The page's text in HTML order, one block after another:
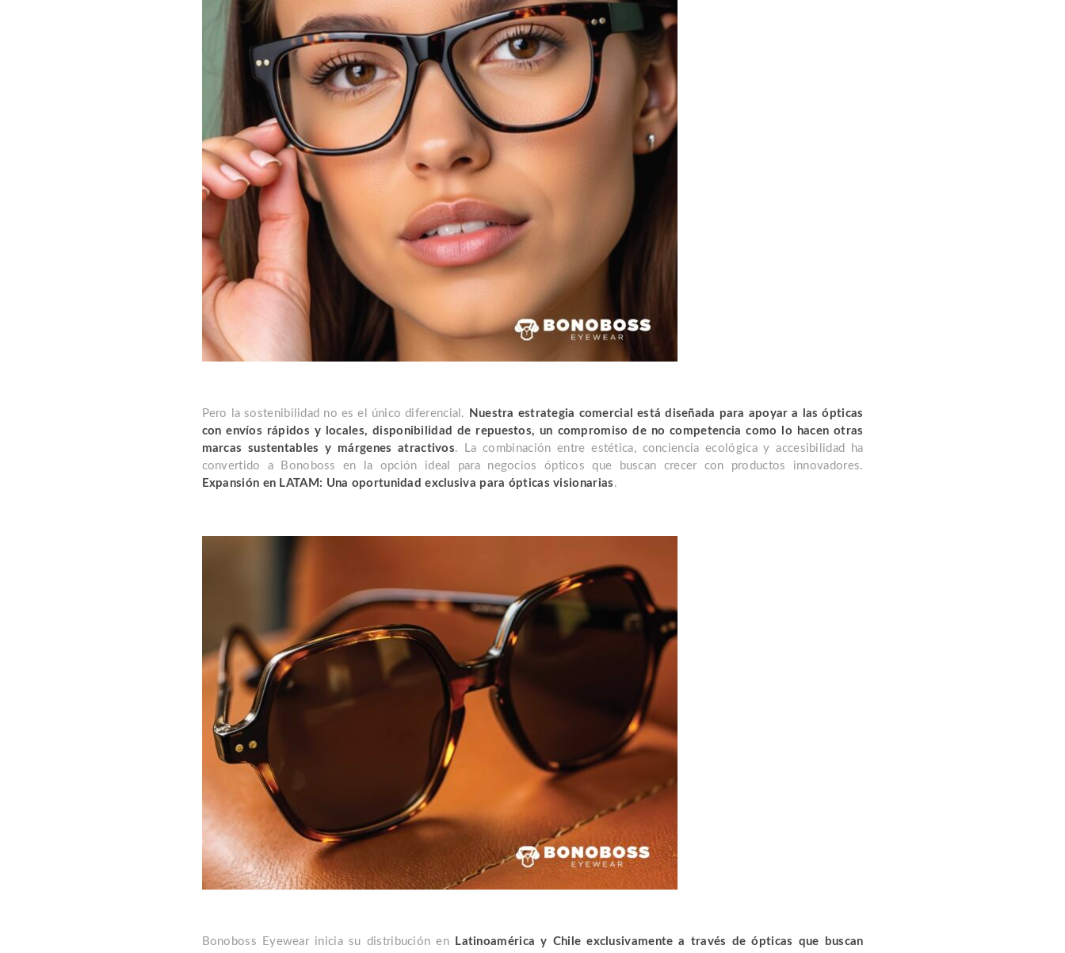
Pero la sostenibilidad no es el único diferencial.
Nuestra estrategia comercial está diseñada para apoyar a las ópticas
con envíos rápidos y locales, disponibilidad de repuestos, un compromiso de no competencia como lo hacen otras
marcas sustentables y márgenes atractivos. La combinación entre estética, conciencia ecológica y accesibilidad ha
convertido a Bonoboss en la opción ideal para negocios ópticos que buscan crecer con productos innovadores.
Expansión en LATAM: Una oportunidad exclusiva para ópticas visionarias .
Bonoboss Eyewear inicia su distribución en
Latinoamérica y Chile exclusivamente a través de ópticas que buscan